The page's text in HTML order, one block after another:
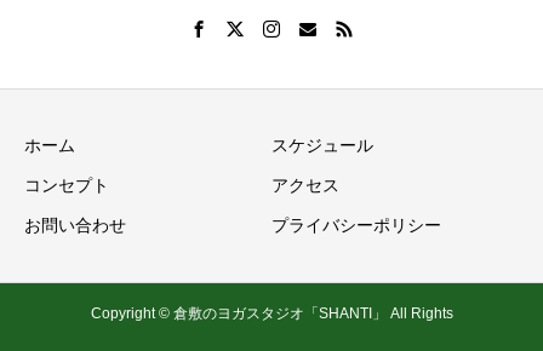
ホーム スケジュール
コンセプト アクセス
お問い合わせ プライバシーポリシー
Copyright © 倉敷のヨガスタジオ「SHANTI」 All Rights